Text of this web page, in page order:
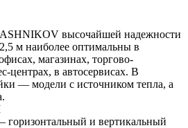
высочайшей надежности
м наиболее оптимальны в
магазинах, торгово-
центрах, в автосервисах. В
— модели с источником тепла, а
горизонтальный и вертикальный